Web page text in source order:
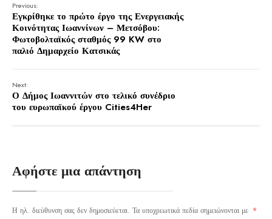
Previous:
Εγκρίθηκε το πρώτο έργο της Ενεργειακής
Κοινότητας Ιωαννίνων – Μετσόβου:
Φωτοβολταϊκός σταθμός 99 KW στο
παλιό Δημαρχείο Κατσικάς
Next:
Ο Δήμος Ιωαννιτών στο τελικό συνέδριο
του ευρωπαϊκού έργου Cities4Her
Αφήστε μια απάντηση
Η ηλ. διεύθυνση σας δεν δημοσιεύεται. Τα υποχρεωτικά πεδία σημειώνονται με *